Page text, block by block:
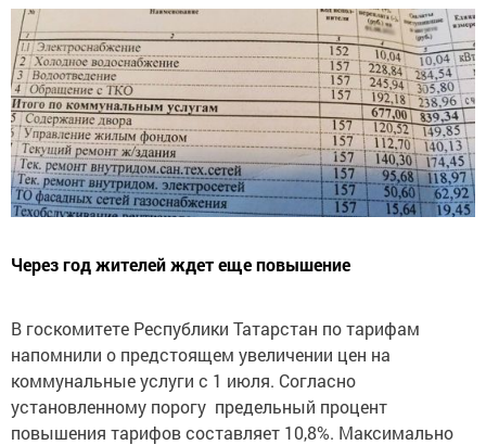
Через год жителей ждет еще повышение
В госкомитете Республики Татарстан по тарифам
напомнили о предстоящем увеличении цен на
коммунальные услуги с 1 июля. Согласно
установленному порогу предельный процент
повышения тарифов составляет 10,8%. Максимально